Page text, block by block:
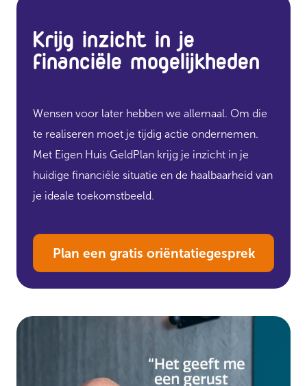
Krijg inzicht in je
financiële mogelijkheden
Wensen voor later hebben we allemaal. Om die
te realiseren moet je tijdig actie ondernemen.
Met Eigen Huis GeldPlan krijg je inzicht in je
huidige financiële situatie en de haalbaarheid van
je ideale toekomstbeeld.
Plan een gratis oriëntatiegesprek